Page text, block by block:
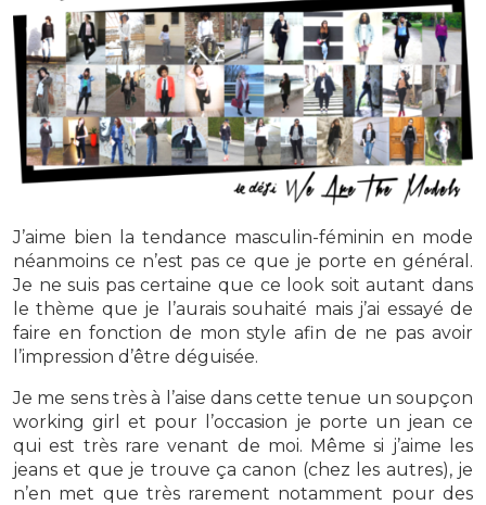
J’aime bien la tendance masculin-féminin en mode
néanmoins ce n’est pas ce que je porte en général.
Je ne suis pas certaine que ce look soit autant dans
le thème que je l’aurais souhaité mais j’ai essayé de
faire en fonction de mon style afin de ne pas avoir
l’impression d’être déguisée.
Je me sens très à l’aise dans cette tenue un soupçon
working girl et pour l’occasion je porte un jean ce
qui est très rare venant de moi. Même si j’aime les
jeans et que je trouve ça canon (chez les autres), je
n’en met que très rarement notamment pour des